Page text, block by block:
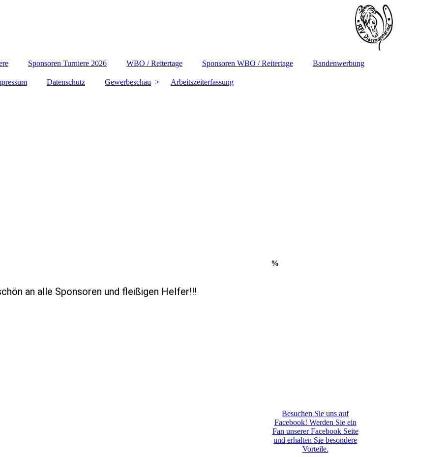
Sponsoren Turniere 2026 WBO / Reitertage Sponsoren WBO / Reitertage Bandenwerbung
Datenschutz Gewerbeschau Arbeitszeiterfassung
an alle Sponsoren und fleißigen Helfer!!!
%
Besuchen Sie uns auf
Facebook! Werden Sie ein
Fan unserer Facebook Seite
und erhalten Sie besondere
Vorteile.